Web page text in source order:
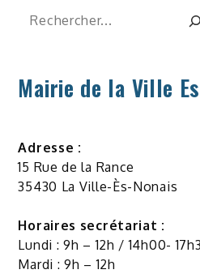
Rechercher
Mairie de la Ville
Adresse :
15 Rue de la Rance
35430 La Ville-Ès-Nonais
Horaires secrétariat :
Lundi : 9h – 12h / 14h00-
Mardi : 9h – 12h